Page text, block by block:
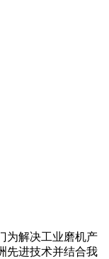
为解决工业磨机产
先进技术并结合我